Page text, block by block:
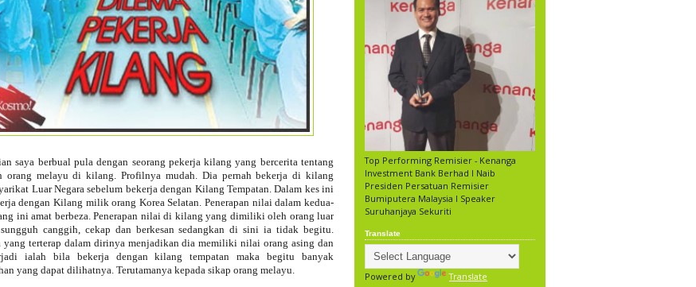
saya berbual pula dengan seorang pekerja kilang yang bercerita tentang
orang melayu di kilang. Profilnya mudah. Dia pernah bekerja di kilang
Luar Negara sebelum bekerja dengan Kilang Tempatan. Dalam kes ini
dengan Kilang milik orang Korea Selatan. Penerapan nilai dalam kedua-
ini amat berbeza. Penerapan nilai di kilang yang dimiliki oleh orang luar
sungguh canggih, cekap dan berkesan sedangkan di sini ia tidak begitu.
yang terterap dalam dirinya menjadikan dia memiliki nilai orang asing dan
ialah bila bekerja dengan kilang tempatan maka begitu banyak
yang dapat dilihatnya. Terutamanya kepada sikap orang melayu.
Top Performing Remisier - Kenanga
Investment Bank Berhad l Naib
Presiden Persatuan Remisier
Bumiputera Malaysia l Speaker
Suruhanjaya Sekuriti
Translate
Powered by Translate